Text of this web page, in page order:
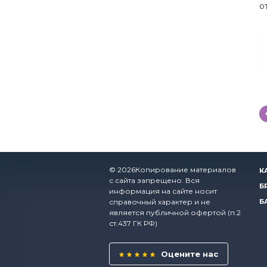
© 2026Копирование материалов
с сайта запрещено. Вся
информация на сайте носит
справочный характер и не
является публичной офертой (п.2
ст.437 ГК РФ)
Оцените нас